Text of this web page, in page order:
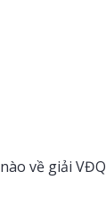
về giải